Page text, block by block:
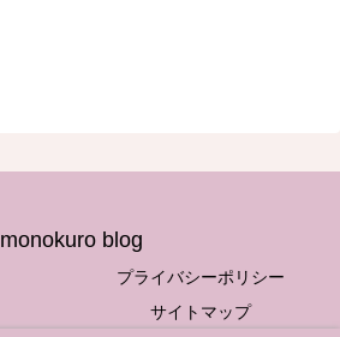
monokuro blog
プライバシーポリシー
サイトマップ